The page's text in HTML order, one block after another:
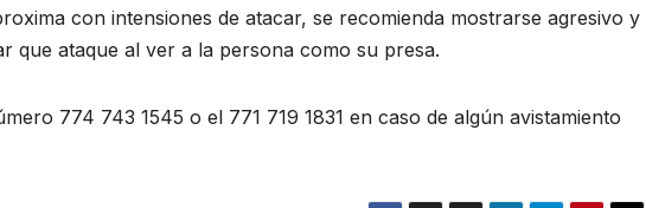
con intensiones de atacar, se recomienda mostrarse agresivo y
que ataque al ver a la persona como su presa.
774 743 1545 o el 771 719 1831 en caso de algún avistamiento